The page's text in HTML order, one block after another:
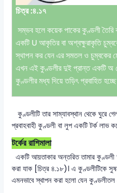
চিত্র :৪.১৭
সম্ভব হলে কয়েক পাকের কুণ্ডলী তৈরি
একটি U আকৃতির বা অশ্বক্ষুরাকৃতি
স্থাপন কর যেন এর সমতল ও চুম্বকের
এখন এই কুণ্ডলীর দুই প্রান্ত একটি অ
কুণ্ডলীর মধ্য দিয়ে তড়িৎ প্রবাহিত
কুণ্ডলীটি তার সাম্যাবস্থান থেকে ঘুরে
প্রবাহবাহী কুণ্ডলী বা লুপ একটি টর্ক লাভ
টর্কের রাশিমালা
একটি আয়তাকার অন্তরিত তামার কুণ্ডলী
করা যাক [চিত্র ৪.১৮)। এ কুণ্ডলীটিকে
এমনভাবে স্থাপন করা হলো যেন কুণ্ডলীতল